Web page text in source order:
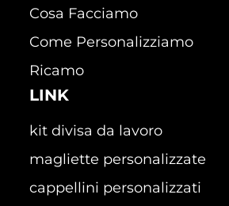
Cosa Facciamo
Come Personalizziamo
Ricamo
LINK
kit divisa da lavoro
magliette personalizzate
cappellini personalizzati